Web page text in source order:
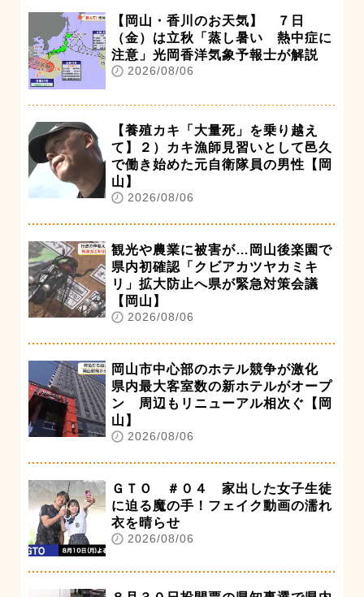
【岡山・香川のお天気】 ７日
（金）は立秋「蒸し暑い 熱中症に
注意」光岡香洋気象予報士が解説
2026/08/06
【養殖カキ「大量死」を乗り越え
て】２）カキ漁師見習いとして邑久
で働き始めた元自衛隊員の男性【岡
山】
2026/08/06
観光や農業に被害が…岡山後楽園で
県内初確認「クビアカツヤカミキ
リ」拡大防止へ県が緊急対策会議
【岡山】
2026/08/06
岡山市中心部のホテル競争が激化
県内最大客室数の新ホテルがオープ
ン 周辺もリニューアル相次ぐ【岡
山】
2026/08/06
ＧＴＯ ＃０４ 家出した女子生徒
に迫る魔の手！フェイク動画の濡れ
衣を晴らせ
2026/08/06